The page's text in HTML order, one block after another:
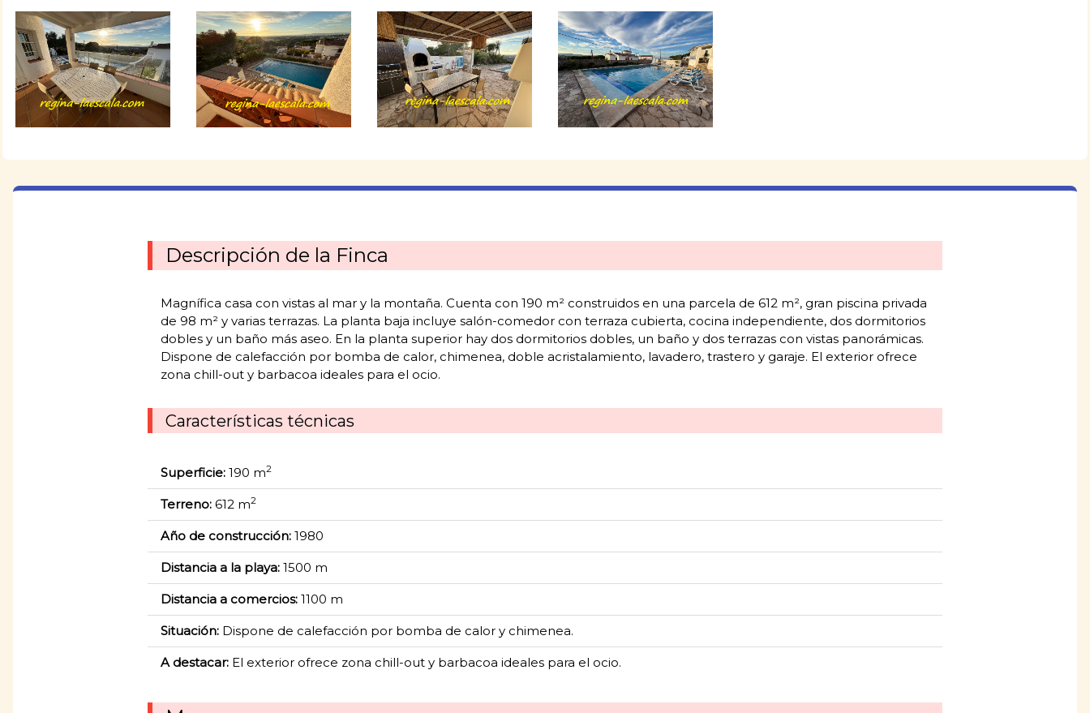
Descripción de la Finca
Magnífica casa con vistas al mar y la montaña. Cuenta con 190 m² construidos en una parcela de 612 m², gran piscina privada
de 98 m² y varias terrazas. La planta baja incluye salón-comedor con terraza cubierta, cocina independiente, dos dormitorios
dobles y un baño más aseo. En la planta superior hay dos dormitorios dobles, un baño y dos terrazas con vistas panorámicas.
Dispone de calefacción por bomba de calor, chimenea, doble acristalamiento, lavadero, trastero y garaje. El exterior ofrece
zona chill-out y barbacoa ideales para el ocio.
Características técnicas
Superficie: 190 m2
Terreno: 612 m2
Año de construcción: 1980
Distancia a la playa: 1500 m
Distancia a comercios: 1100 m
Situación: Dispone de calefacción por bomba de calor y chimenea.
A destacar: El exterior ofrece zona chill-out y barbacoa ideales para el ocio.